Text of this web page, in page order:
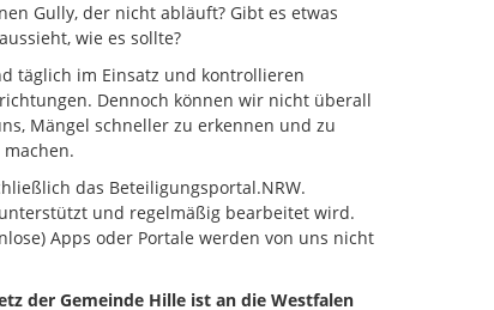
Gully, der nicht abläuft? Gibt es etwas
wie es sollte?
täglich im Einsatz und kontrollieren
Dennoch können wir nicht überall
Mängel schneller zu erkennen und zu
das Beteiligungsportal.NRW.
und regelmäßig bearbeitet wird.
Apps oder Portale werden von uns nicht
der Gemeinde Hille ist an die Westfalen